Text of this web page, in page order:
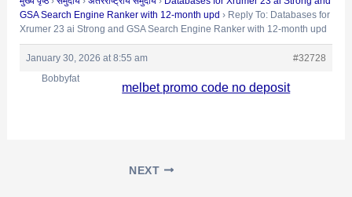
GSA Search Engine Ranker with 12-month upd › Reply To: Databases for
Xrumer 23 ai Strong and GSA Search Engine Ranker with 12-month upd
January 30, 2026 at 8:55 am
#32728
Bobbyfat
melbet promo code no deposit
NEXT